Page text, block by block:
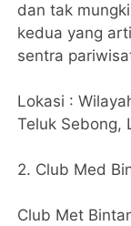
dan tak
kedua yang
sentra
Lokasi :
Teluk Sebong,
2. Club Med
Club Met